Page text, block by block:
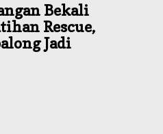
Bekali
Rescue,
Jadi